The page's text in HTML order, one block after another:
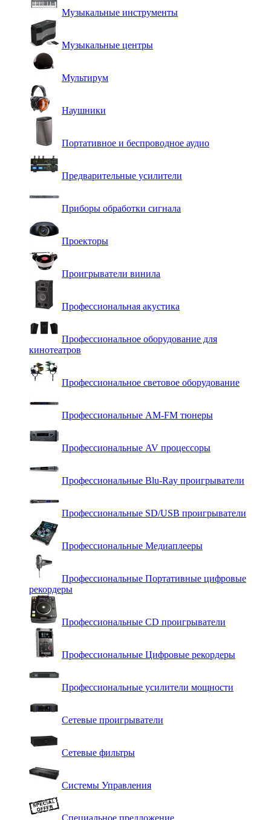
Музыкальные инструменты
Музыкальные центры
Мультирум
Наушники
Портативное и беспроводное аудио
Предварительные усилители
Приборы обработки сигнала
Проекторы
Проигрыватели винила
Профессиональная акустика
Профессиональное оборудование для
кинотеатров
Профессиональное световое оборудование
Профессиональные AM-FM тюнеры
Профессиональные AV процессоры
Профессиональные Blu-Ray проигрыватели
Профессиональные SD/USB проигрыватели
Профессиональные Медиаплееры
Профессиональные Портативные цифровые
рекордеры
Профессиональные СD проигрыватели
Профессиональные Цифровые рекордеры
Профессиональные усилители мощности
Сетевые проигрыватели
Сетевые фильтры
Системы Управления
Специальное предложение